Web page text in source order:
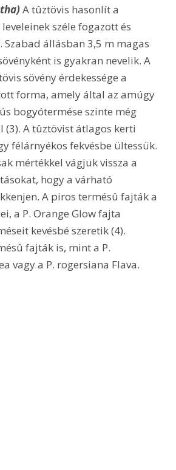
A tûztövis hasonlít a
széle fogazott és
Szabad állásban 3,5 m magas
is gyakran nevelik. A
sövény érdekessége a
forma, amely által az amúgy
bogyótermése szinte még
(3). A tûztövist átlagos kerti
félárnyékos fekvésbe ültessük.
mértékkel vágjuk vissza a
hogy a várható
A piros termésû fajták a
a P. Orange Glow fajta
kevésbé szeretik (4).
fajták is, mint a P.
vagy a P. rogersiana Flava.